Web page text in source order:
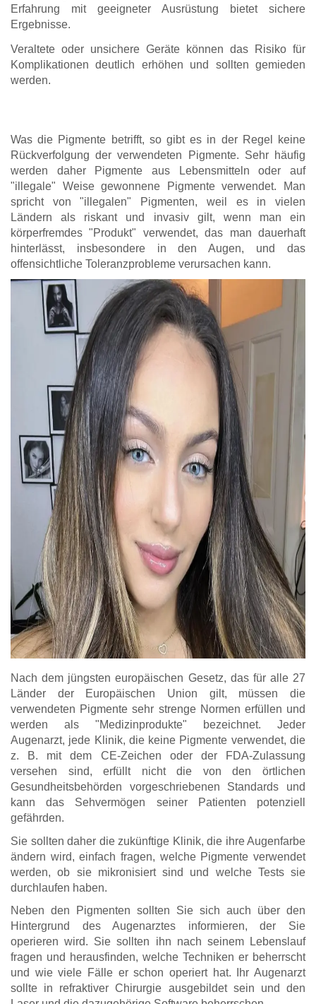
Erfahrung mit geeigneter Ausrüstung bietet sichere
Ergebnisse.
Veraltete oder unsichere Geräte können das Risiko für
Komplikationen deutlich erhöhen und sollten gemieden
werden.
Was die Pigmente betrifft, so gibt es in der Regel keine
Rückverfolgung der verwendeten Pigmente. Sehr häufig
werden daher Pigmente aus Lebensmitteln oder auf
"illegale" Weise gewonnene Pigmente verwendet. Man
spricht von "illegalen" Pigmenten, weil es in vielen
Ländern als riskant und invasiv gilt, wenn man ein
körperfremdes "Produkt" verwendet, das man dauerhaft
hinterlässt, insbesondere in den Augen, und das
offensichtliche Toleranzprobleme verursachen kann.
Nach dem jüngsten europäischen Gesetz, das für alle 27
Länder der Europäischen Union gilt, müssen die
verwendeten Pigmente sehr strenge Normen erfüllen und
werden als "Medizinprodukte" bezeichnet. Jeder
Augenarzt, jede Klinik, die keine Pigmente verwendet, die
z. B. mit dem CE-Zeichen oder der FDA-Zulassung
versehen sind, erfüllt nicht die von den örtlichen
Gesundheitsbehörden vorgeschriebenen Standards und
kann das Sehvermögen seiner Patienten potenziell
gefährden.
Sie sollten daher die zukünftige Klinik, die ihre Augenfarbe
ändern wird, einfach fragen, welche Pigmente verwendet
werden, ob sie mikronisiert sind und welche Tests sie
durchlaufen haben.
Neben den Pigmenten sollten Sie sich auch über den
Hintergrund des Augenarztes informieren, der Sie
operieren wird. Sie sollten ihn nach seinem Lebenslauf
fragen und herausfinden, welche Techniken er beherrscht
und wie viele Fälle er schon operiert hat. Ihr Augenarzt
sollte in refraktiver Chirurgie ausgebildet sein und den